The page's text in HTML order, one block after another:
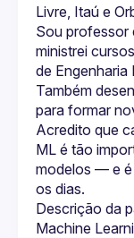
Livre, Itaú e
Sou professor
ministrei
de
Também
para formar
Acredito que
ML é tão
modelos — e é
os dias.
Descrição da
Machine